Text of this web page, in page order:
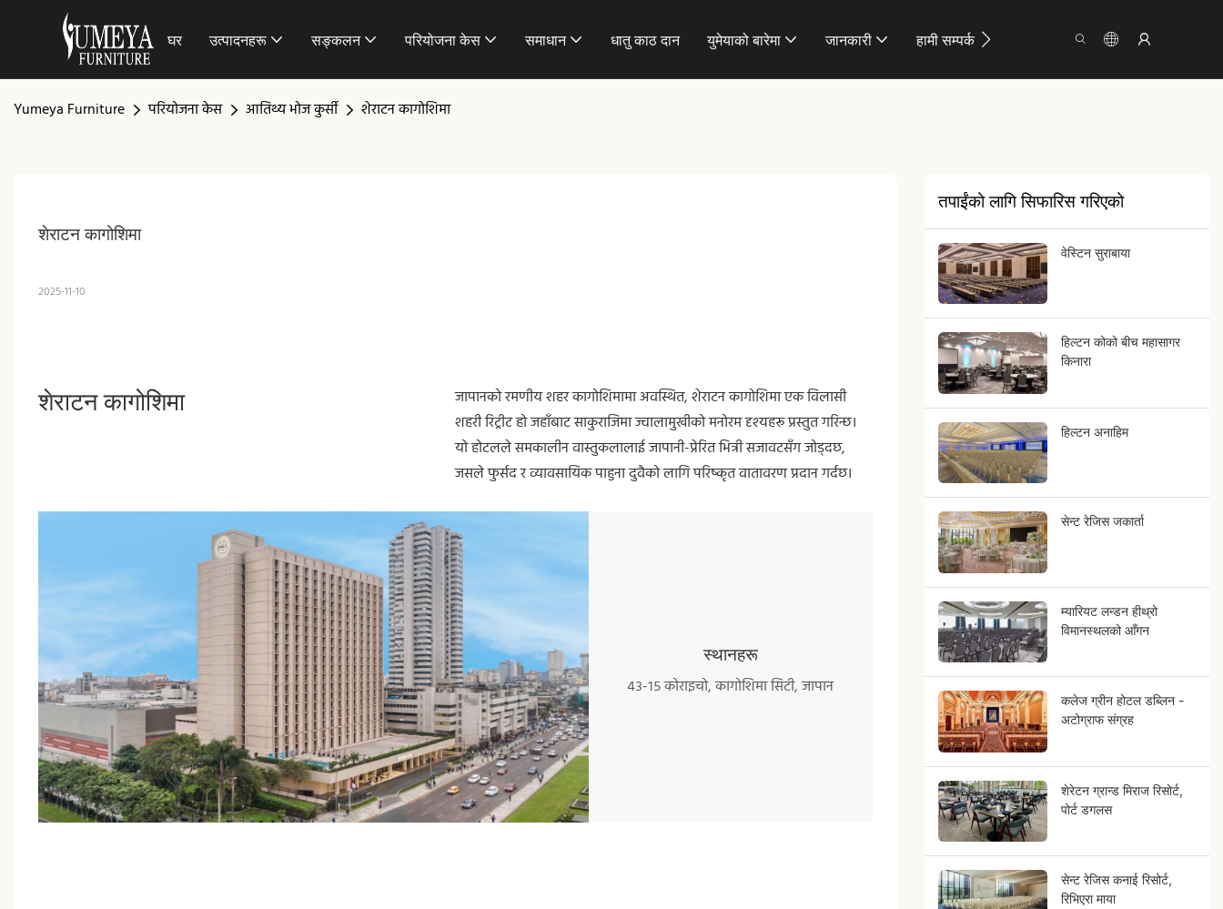
घर उत्पादनहरू सङ्कलन परियोजना केस समाधान धातु काठ दान युमेयाको बारेमा जानकारी हामी सम्पर्क गर्नुहोस्
Yumeya Furniture परियोजना केस आतिथ्य भोज कुर्सी शेराटन कागोशिमा
शेराटन कागोशिमा
2025-11-10
शेराटन कागोशिमा
जापानको रमणीय शहर कागोशिमामा अवस्थित, शेराटन कागोशिमा एक विलासी
शहरी रिट्रीट हो जहाँबाट साकुराजिमा ज्वालामुखीको मनोरम दृश्यहरू प्रस्तुत गरिन्छ।
यो होटलले समकालीन वास्तुकलालाई जापानी-प्रेरित भित्री सजावटसँग जोड्दछ,
जसले फुर्सद र व्यावसायिक पाहुना दुवैको लागि परिष्कृत वातावरण प्रदान गर्दछ।
स्थानहरू
४३-१५ कोराइचो, कागोशिमा सिटी, जापान
तपाईंको लागि सिफारिस गरिएको
वेस्टिन सुराबाया
हिल्टन कोको बीच महासागर
किनारा
हिल्टन अनाहिम
सेन्ट रेजिस जकार्ता
म्यारियट लन्डन हीथ्रो
विमानस्थलको आँगन
कलेज ग्रीन होटल डब्लिन -
अटोग्राफ संग्रह
शेरेटन ग्रान्ड मिराज रिसोर्ट,
पोर्ट डगलस
सेन्ट रेजिस कनाई रिसोर्ट,
रिभिएरा माया